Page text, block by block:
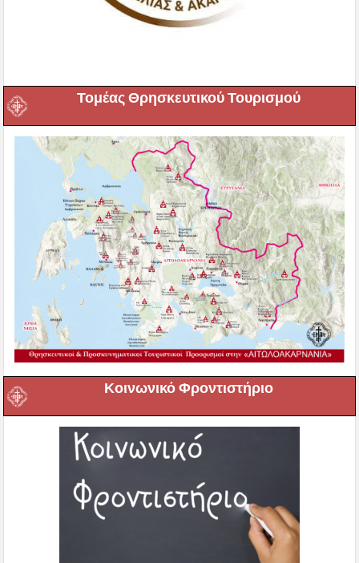
Τομέας Θρησκευτικού Τουρισμού
Κοινωνικό Φροντιστήριο